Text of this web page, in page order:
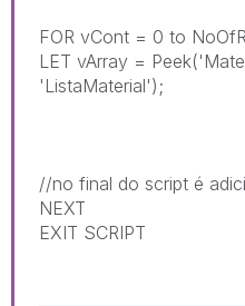
FOR vCont = 0 to
LET vArray =
'ListaMaterial');
//no final do script é
NEXT
EXIT SCRIPT